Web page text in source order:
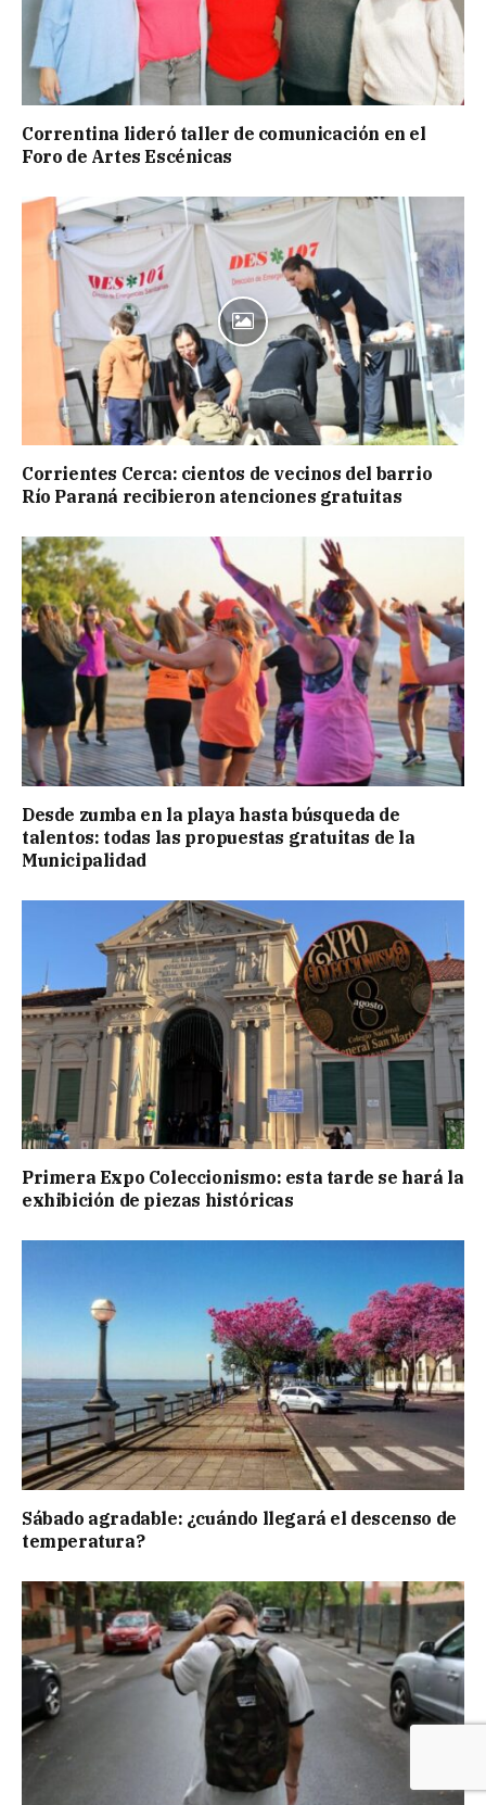
Correntina lideró taller de comunicación en el
Foro de Artes Escénicas
Corrientes Cerca: cientos de vecinos del barrio
Río Paraná recibieron atenciones gratuitas
Desde zumba en la playa hasta búsqueda de
talentos: todas las propuestas gratuitas de la
Municipalidad
Primera Expo Coleccionismo: esta tarde se hará la
exhibición de piezas históricas
Sábado agradable: ¿cuándo llegará el descenso de
temperatura?